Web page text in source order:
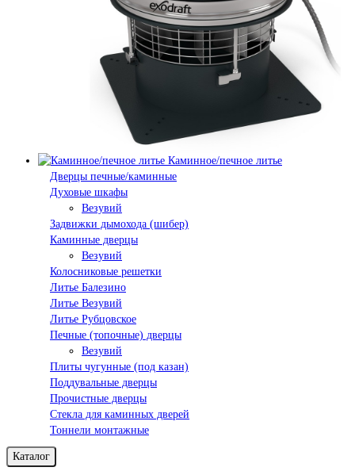
Каминное/печное литье
Дверцы печные/каминные
Духовые шкафы
Везувий
Задвижки дымохода (шибер)
Каминные дверцы
Везувий
Колосниковые решетки
Литье Балезино
Литье Везувий
Литье Рубцовское
Печные (топочные) дверцы
Везувий
Плиты чугунные (под казан)
Поддувальные дверцы
Прочистные дверцы
Стекла для каминных дверей
Тоннели монтажные
Каталог